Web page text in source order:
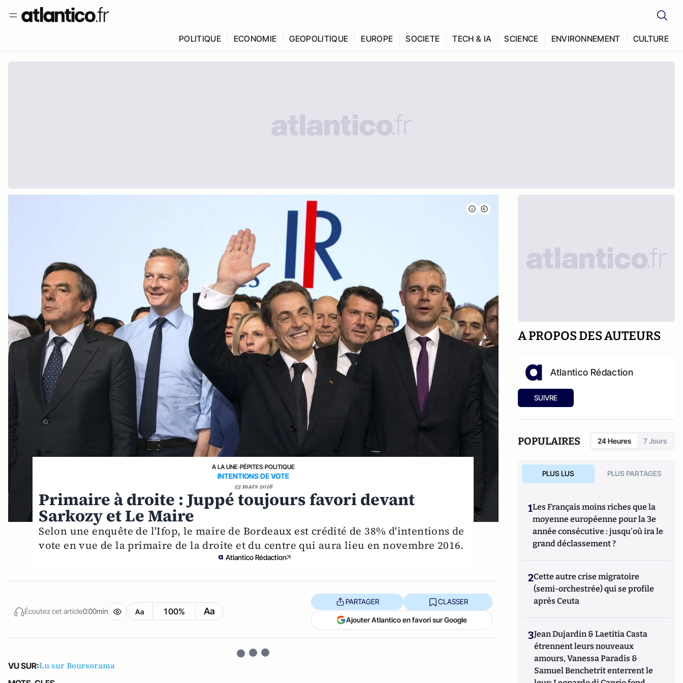
POLITIQUE ECONOMIE GEOPOLITIQUE EUROPE SOCIETE TECH & IA SCIENCE ENVIRONNEMENT CULTURE
A LA UNE›PÉPITES›POLITIQUE
INTENTIONS DE VOTE
23 mars 2016
Primaire à droite : Juppé toujours favori devant
Sarkozy et Le Maire
Selon une enquête de l'Ifop, le maire de Bordeaux est crédité de 38% d'intentions de
vote en vue de la primaire de la droite et du centre qui aura lieu en novembre 2016.
Atlantico Rédaction
Écoutez cet article0:00min Aa 100% Aa
PARTAGER CLASSER
Ajouter Atlantico en favori sur Google
VU SUR:Lu sur Boursorama
A PROPOS DES AUTEURS
Atlantico Rédaction
SUIVRE
POPULAIRES 24 Heures 7 Jours
PLUS LUS PLUS PARTAGES
1Les Français moins riches que la
moyenne européenne pour la 3e
année consécutive : jusqu'où ira le
grand déclassement ?
2Cette autre crise migratoire
(semi-orchestrée) qui se profile
après Ceuta
3Jean Dujardin & Laetitia Casta
étrennent leurs nouveaux
amours, Vanessa Paradis &
Samuel Benchetrit enterrent le